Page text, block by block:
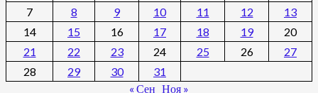
7
8 9 10 11 12
13
14
15 16 17 18 19
20
21
22 23 24 25 26
27
28
29 30
31
« Сен Ноя »